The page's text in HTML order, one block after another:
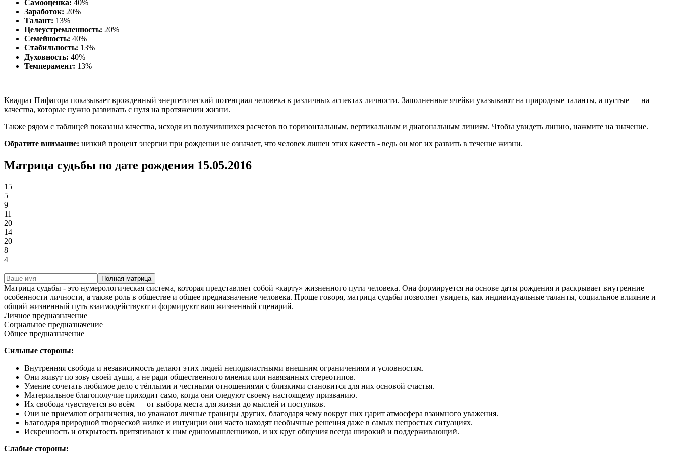
Самооценка: 40%
Заработок: 20%
Талант: 13%
Целеустремленность: 20%
Семейность: 40%
Стабильность: 13%
Духовность: 40%
Темперамент: 13%
Квадрат Пифагора показывает врожденный энергетический потенциал человека в различных аспектах личности. Заполненные ячейки указывают на природные таланты, а пустые — на
качества, которые нужно развивать с нуля на протяжении жизни.
Также рядом с таблицей показаны качества, исходя из получившихся расчетов по горизонтальным, вертикальным и диагональным линиям. Чтобы увидеть линию, нажмите на значение.
Обратите внимание: низкий процент энергии при рождении не означает, что человек лишен этих качеств - ведь он мог их развить в течение жизни.
Матрица судьбы по дате рождения 15.05.2016
15
5
9
11
20
14
20
8
4
Полная матрица
Матрица судьбы - это нумерологическая система, которая представляет собой «карту» жизненного пути человека. Она формируется на основе даты рождения и раскрывает внутренние
особенности личности, а также роль в обществе и общее предназначение человека. Проще говоря, матрица судьбы позволяет увидеть, как индивидуальные таланты, социальное влияние и
общий жизненный путь взаимодействуют и формируют ваш жизненный сценарий.
Личное предназначение
Социальное предназначение
Общее предназначение
Сильные стороны:
Внутренняя свобода и независимость делают этих людей неподвластными внешним ограничениям и условностям.
Они живут по зову своей души, а не ради общественного мнения или навязанных стереотипов.
Умение сочетать любимое дело с тёплыми и честными отношениями с близкими становится для них основой счастья.
Материальное благополучие приходит само, когда они следуют своему настоящему призванию.
Их свобода чувствуется во всём — от выбора места для жизни до мыслей и поступков.
Они не приемлют ограничения, но уважают личные границы других, благодаря чему вокруг них царит атмосфера взаимного уважения.
Благодаря природной творческой жилке и интуиции они часто находят необычные решения даже в самых непростых ситуациях.
Искренность и открытость притягивают к ним единомышленников, и их круг общения всегда широкий и поддерживающий.
Слабые стороны: